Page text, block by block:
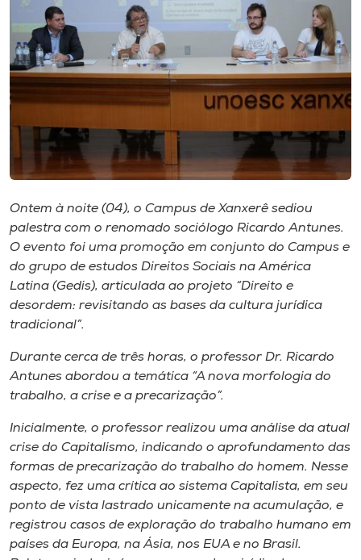
CPA
Biblioteca
Editora
Rádio
Unoesc
Store
o idioma
A+
A-
Ontem à noite (04), o Campus de Xanxerê sediou
palestra com o renomado sociólogo Ricardo Antunes.
O evento foi uma promoção em conjunto do Campus e
do grupo de estudos Direitos Sociais na América
Latina (Gedis), articulada ao projeto “Direito e
desordem: revisitando as bases da cultura jurídica
tradicional”.
Durante cerca de três horas, o professor Dr. Ricardo
Antunes abordou a temática “A nova morfologia do
trabalho, a crise e a precarização”.
Inicialmente, o professor realizou uma análise da atual
crise do Capitalismo, indicando o aprofundamento das
formas de precarização do trabalho do homem. Nesse
aspecto, fez uma crítica ao sistema Capitalista, em seu
ponto de vista lastrado unicamente na acumulação, e
registrou casos de exploração do trabalho humano em
países da Europa, na Ásia, nos EUA e no Brasil.